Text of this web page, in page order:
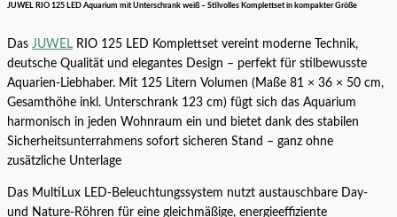
JUWEL RIO 125 LED Aquarium mit Unterschrank weiß – Stilvolles Komplettset in kompakter Größe
Das JUWEL RIO 125 LED Komplettset vereint moderne Technik,
deutsche Qualität und elegantes Design – perfekt für stilbewusste
Aquarien-Liebhaber. Mit 125 Litern Volumen (Maße 81 × 36 × 50 cm,
Gesamthöhe inkl. Unterschrank 123 cm) fügt sich das Aquarium
harmonisch in jeden Wohnraum ein und bietet dank des stabilen
Sicherheitsunterrahmens sofort sicheren Stand – ganz ohne
zusätzliche Unterlage
Das MultiLux LED-Beleuchtungssystem nutzt austauschbare Day-
und Nature‑Röhren für eine gleichmäßige, energieeffiziente